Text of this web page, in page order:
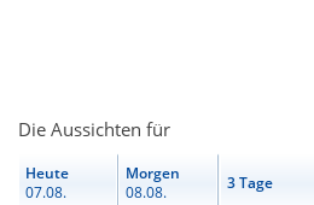
Die Aussichten für
Heute
07.08.
Morgen
08.08.
3 Tage